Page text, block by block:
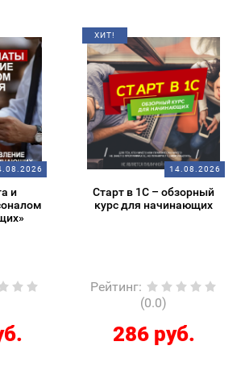
и
ХИТ!
14.08.2026
Старт в 1С – обзорный
курс для начинающих
Рейтинг:
(0.0)
286 руб.